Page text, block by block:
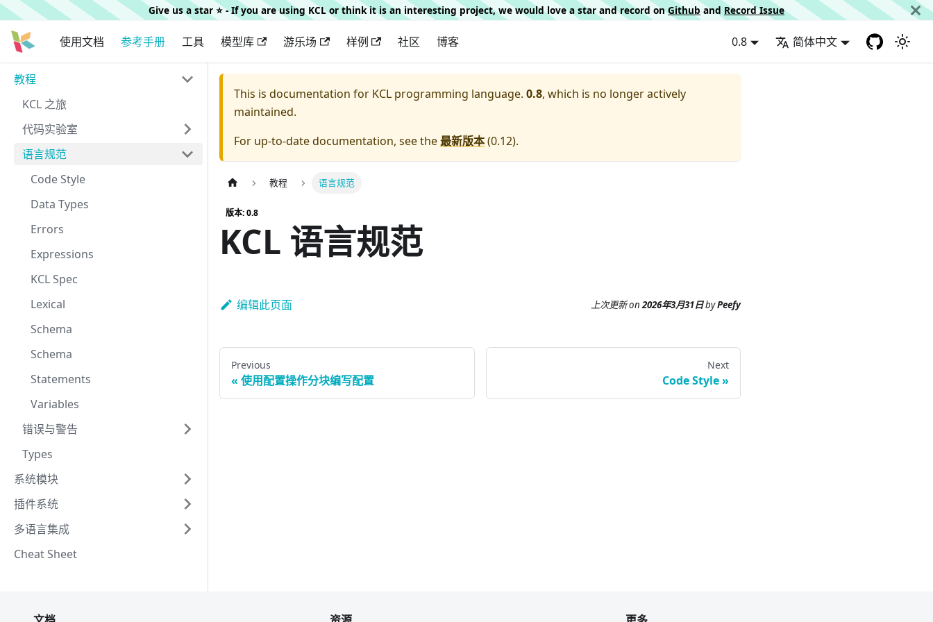
Give us a star ⭐️ - If you are using KCL or think it is an interesting project, we would love a star and record onGithub and Record Issue
使用文档 参考手册 工具 模型库 游乐场 样例 社区 博客 0.8 简体中文
教程
KCL 之旅
代码实验室
语言规范
Code Style
Data Types
Errors
Expressions
KCL Spec
Lexical
Schema
Schema
Statements
Variables
错误与警告
Types
系统模块
插件系统
多语言集成
Cheat Sheet
This is documentation for KCL programming language. 0.8, which is no longer actively
maintained.
For up-to-date documentation, see the最新版本(0.12).
教程 语言规范
版本: 0.8
KCL 语言规范
编辑此页面 上次更新on2026年3月31日byPeefy
Previous
使用配置操作分块编写配置
Next
Code Style